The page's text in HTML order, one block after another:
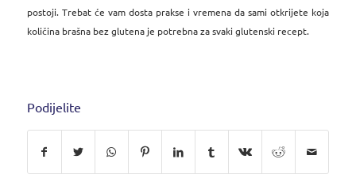
postoji. Trebat će vam dosta prakse i vremena da sami otkrijete koja
količina brašna bez glutena je potrebna za svaki glutenski recept.
Podijelite